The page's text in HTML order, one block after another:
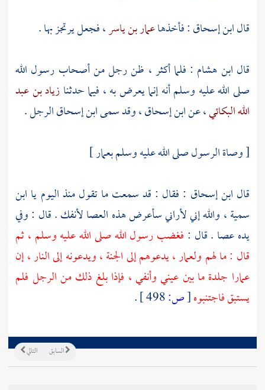
قالابن إسحاق: فأخذهاعمار بن ياسر، فجعل يرتجز بها .
قال ابن هشام : فلما أكثر ، ظن رجل من أصحاب رسول الله
صلى الله عليه وسلم أنه إنما يعرض به ، فيما حدثنازياد بن عبد
الله البكائي، عنابن إسحاق، وقد سمىابن إسحاقالرجل .
[ وصاة الرسول صلى الله عليه وسلمبعمار]
قال ابن إسحاق : فقال : قد سمعت ما تقول منذ اليوم يا ابن
سمية، والله إني لأراني سأعرض هذه العصا لأنفك . قال : وفي
يده عصا . قال : فغضب رسول الله صلى الله عليه وسلم ، ثم
قال : ما لهم ولعمار، يدعوهم إلى الجنة ، ويدعونه إلى النار ، إن
عمارا جلدة ما بين عيني وأنفي ، فإذا بلغ ذلك من الرجل فلم
يستبق فاجتنبوه[ص: .
التالي السابق